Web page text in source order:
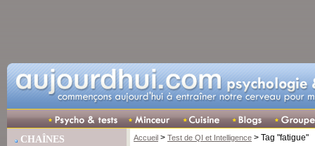
CHAÎNES Accueil > Test de QI et Intelligence > Tag "fatigue"